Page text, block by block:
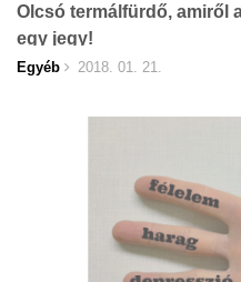
Olcsó termálfürdő, amiről
egy jegy!
Egyéb 2018. 01. 21.